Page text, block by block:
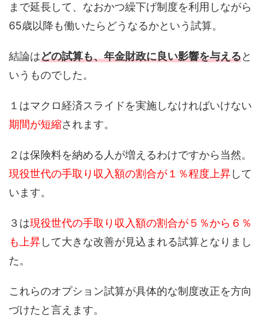
まで延長して、なおかつ繰下げ制度を利用しながら
65歳以降も働いたらどうなるかという試算。
結論はどの試算も、年金財政に良い影響を与えると
いうものでした。
１はマクロ経済スライドを実施しなければいけない
期間が短縮されます。
２は保険料を納める人が増えるわけですから当然。
現役世代の手取り収入額の割合が１％程度上昇して
います。
３は現役世代の手取り収入額の割合が５％から６％
も上昇して大きな改善が見込まれる試算となりまし
た。
これらのオプション試算が具体的な制度改正を方向
づけたと言えます。